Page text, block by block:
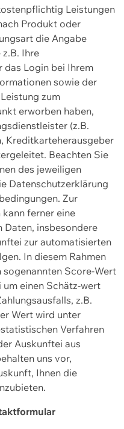
Leistungen
Produkt oder
die Angabe
Ihre
Login bei Ihrem
sowie der
zum
erworben haben,
(z.B.
Kreditkarteherausgeber
Beachten Sie
des jeweiligen
Datenschutzerklärung
Zur
ferner eine
insbesondere
zur automatisierten
In diesem Rahmen
sogenannten Score-Wert
einen Schätz-wert
z.B.
Wert wird unter
Verfahren
Auskunftei aus
uns vor,
Ihnen die